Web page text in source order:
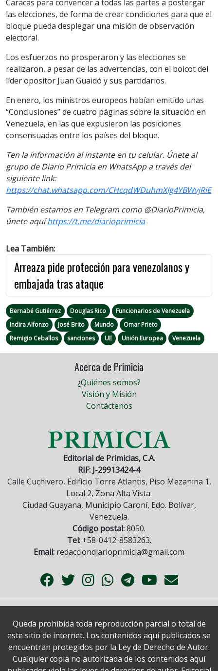
Caracas para convencer a todas las partes a postergar
las elecciones, de forma de crear condiciones para que el
bloque pueda desplegar una misión de observación
electoral.
Los esfuerzos no prosperaron y las elecciones se
realizaron, a pesar de las advertencias, con el boicot del
líder opositor Juan Guaidó y sus partidarios.
En enero, los ministros europeos habían emitido unas
“Conclusiones” de cuatro páginas sobre la situación en
Venezuela, en las que expusieron las posiciones
consensuadas entre los países del bloque.
Ten la información al instante en tu celular. Únete al
grupo de Diario Primicia en WhatsApp a través del
siguiente link:
https://chat.whatsapp.com/CHcqdWDuhmXIg4YBWvjRiE
También estamos en Telegram como @DiarioPrimicia,
únete aquíhttps://t.me/diarioprimicia
Lea También:
Arreaza pide protección para venezolanos y
embajada tras ataque
Bernabé Gutiérrez Douglas Rico
Funcionarios de Venezuela
Indira Alfonzo
José Brito Mundo
Omar Prieto
Remigio Ceballos
sanciones UE Unión Europea Venezuela
Acerca de Primicia
¿Quiénes somos?
Visión y Misión
Contáctenos
Editorial de Primicias, C.A.
RIF: J-29913424-4
Calle Cuchivero, Edificio Torre Atlantis, Piso Mezanina 1,
Local 2, Zona Alta Vista.
Ciudad Guayana, Municipio Caroní, Edo. Bolívar,
Venezuela.
Código postal:8050.
Tel:+58-0412-8583263.
Email: redacciondiarioprimicia@gmail.com
Queda prohibida toda reproducción parcial o total de
este sitio de internet. Los contenidos aquí publicados se
encuentran protegidos por la Ley de Derecho de Autor.
Cualquier copia no autorizada de los contenidos aquí